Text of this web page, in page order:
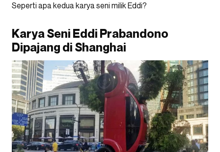
Seperti apa kedua karya seni milik Eddi?
Karya Seni Eddi Prabandono
Dipajang di Shanghai